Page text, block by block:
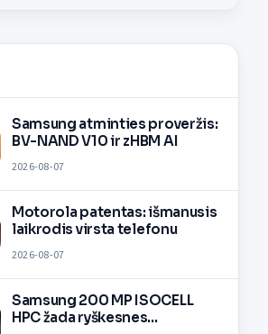
Samsung atminties proveržis:
BV-NAND V10 ir zHBM AI
2026-08-07
Motorola patentas: išmanusis
laikrodis virsta telefonu
2026-08-07
Samsung 200 MP ISOCELL
HPC žada ryškesnes